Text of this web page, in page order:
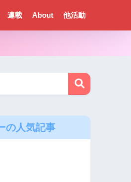
連載 About 他活動
の人気記事